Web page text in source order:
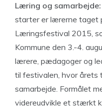
Læring og samarbejde:
starter er lærerne taget
Læringsfestival 2015,
Kommune den 3.-4.
lærere, pædagoger og
til festivalen, hvor årets
samarbejde. Formålet
videreudvikle et stærkt